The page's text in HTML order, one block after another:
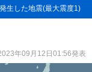
生した地震(最大震度1)
年09月12日01:56発表